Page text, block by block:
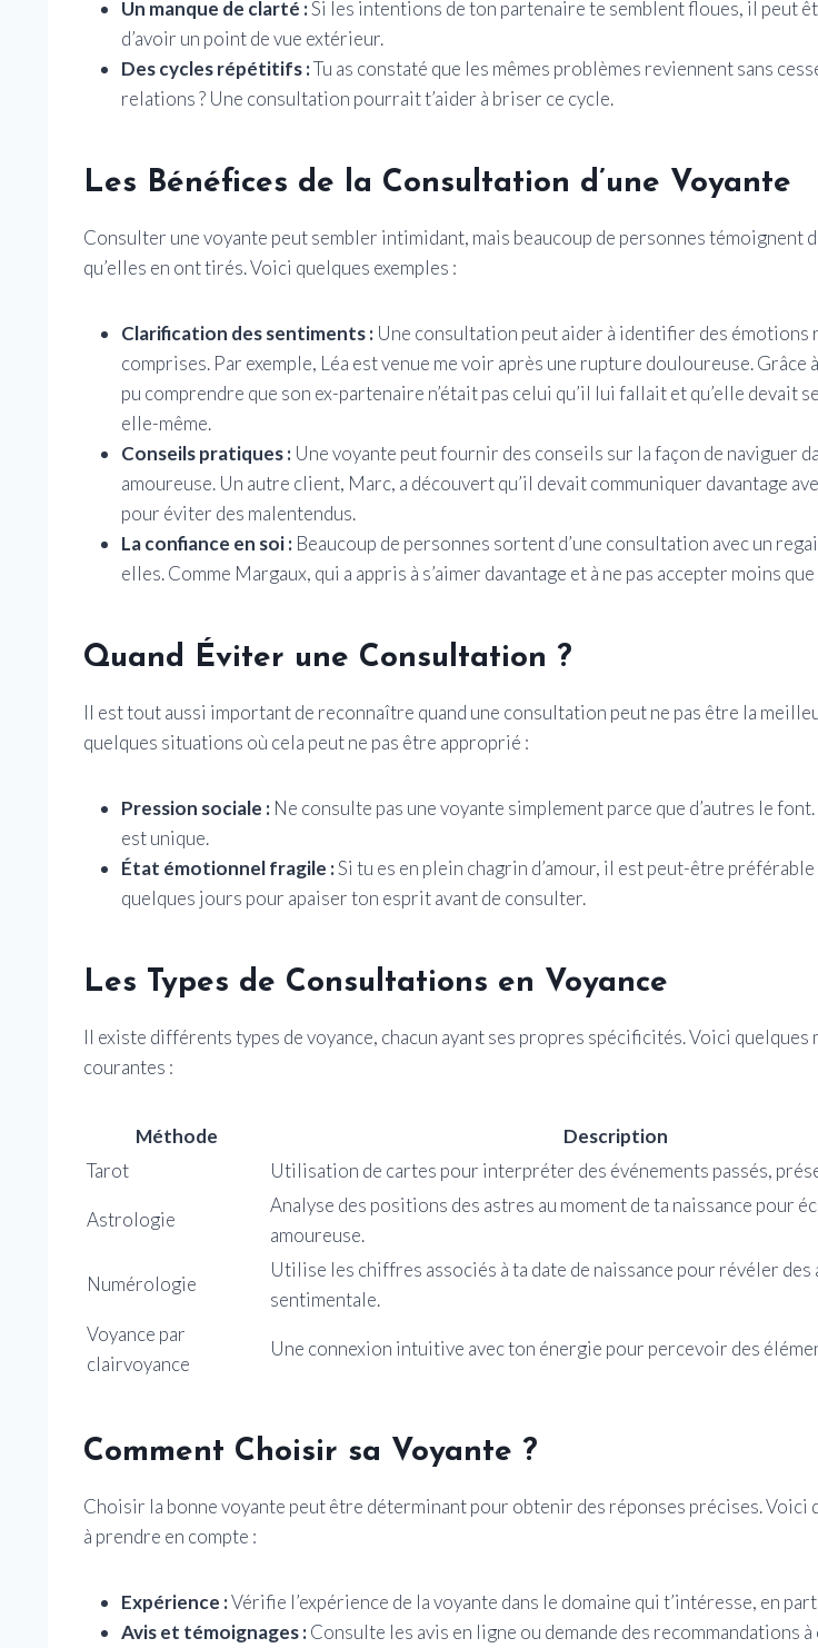
Un manque de clarté :Si les intentions de ton partenaire te semblent floues, il peut
d’avoir un point de vue extérieur.
Des cycles répétitifs :Tu as constaté que les mêmes problèmes reviennent sans
relations ? Une consultation pourrait t’aider à briser ce cycle.
Les Bénéfices de la Consultation d’une Voyante
Consulter une voyante peut sembler intimidant, mais beaucoup de personnes témoignent
qu’elles en ont tirés. Voici quelques exemples :
Clarification des sentiments : Une consultation peut aider à identifier des émotions
comprises. Par exemple, Léa est venue me voir après une rupture douloureuse. Grâce
pu comprendre que son ex-partenaire n’était pas celui qu’il lui fallait et qu’elle devait
elle-même.
Conseils pratiques : Une voyante peut fournir des conseils sur la façon de naviguer
amoureuse. Un autre client, Marc, a découvert qu’il devait communiquer davantage
pour éviter des malentendus.
La confiance en soi : Beaucoup de personnes sortent d’une consultation avec un
elles. Comme Margaux, qui a appris à s’aimer davantage et à ne pas accepter moins
Quand Éviter une Consultation ?
Il est tout aussi important de reconnaître quand une consultation peut ne pas être la
quelques situations où cela peut ne pas être approprié :
Pression sociale : Ne consulte pas une voyante simplement parce que d’autres le
est unique.
État émotionnel fragile :Si tu es en plein chagrin d’amour, il est peut-être
quelques jours pour apaiser ton esprit avant de consulter.
Les Types de Consultations en Voyance
Il existe différents types de voyance, chacun ayant ses propres spécificités. Voici quelques
courantes :
Méthode
Description
Tarot
Utilisation de cartes pour interpréter des événements passés,
Astrologie
Analyse des positions des astres au moment de ta naissance pour
amoureuse.
Numérologie
Utilise les chiffres associés à ta date de naissance pour révéler des
sentimentale.
Voyance par
clairvoyance
Une connexion intuitive avec ton énergie pour percevoir des
Comment Choisir sa Voyante ?
Choisir la bonne voyante peut être déterminant pour obtenir des réponses précises. Voici
à prendre en compte :
Expérience :Vérifie l’expérience de la voyante dans le domaine qui t’intéresse, en
Avis et témoignages :Consulte les avis en ligne ou demande des recommandations